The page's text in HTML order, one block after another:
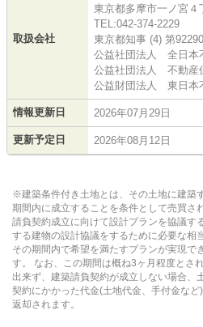
取扱会社
東京都多摩市一ノ宮
TEL:042-374-2229
東京都知事 (4) 第
公益社団法人 全日本
公益社団法人 不動産
公益財団法人 東日本
情報更新日 2026年07月29日
更新予定日 2026年08月12日
※建築条件付き土地とは、その土地に建築
期間内に成立することを条件として売買さ
請負契約成立に向けて設計プランを協議す
する建物の設計協議をするために必要な相
その期間内で希望を満たすプランが実現で
す。 なお、この期間は概ね3ヶ月程度とさ
出来ず、建築請負契約が成立しない場合、
契約にかかった代金(土地代金、手付金な
返却されます。